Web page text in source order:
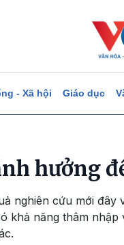
- Xã hội Giáo dục
hưởng
nghiên cứu mới
khả năng thâm